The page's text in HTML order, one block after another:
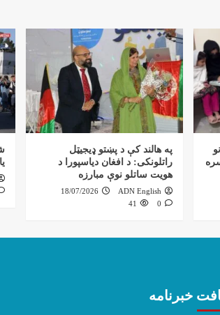
په هالند کې د پښتو ډیجیټل
راتلونکی: د افغان دیاسپورا د
هویت ساتلو نوې مبارزه
ADN English
18/07/2026
0
41
خبرنامه